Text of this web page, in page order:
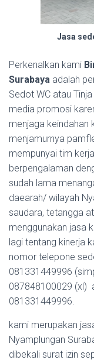
Jasa
Perkenalkan kami
Surabaya adalah
Sedot WC atau
media promosi
menjaga keindahan
menjamurnya
mempunyai tim
berpengalaman
sudah lama
daearah/ wilayah
saudara, tetangga
menggunakan jasa
lagi tentang kinerja
nomor telepone
081331449996
087848100029 (xl)
081331449996.
kami merupakan
Nyamplungan
dibekali surat izin